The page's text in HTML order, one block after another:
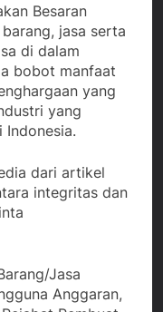
Besaran
jasa serta
di dalam
bobot manfaat
yang
yang
dari artikel
integritas dan
Jasa
Anggaran,